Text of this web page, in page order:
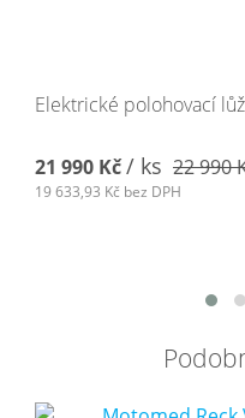
Elektrické polohovací
21 990 Kč/ ks 22 990
19 633,93 Kč bez DPH